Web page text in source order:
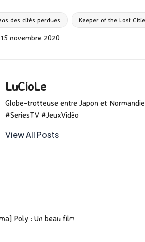
ky bl
r
ds g
des cités perdues Keeper of the Lost
novembre 2020
LuCioLe
Globe-trotteuse entre Japon et
#SeriesTV #JeuxVidéo
View All Posts
Poly : Un beau film